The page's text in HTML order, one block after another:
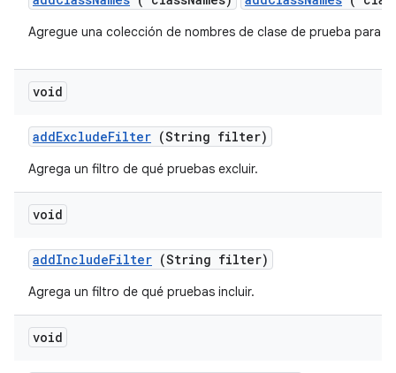
Agregue una colección de nombres de clase de prueba para
void
addExcludeFilter (String filter)
Agrega un filtro de qué pruebas excluir.
void
addIncludeFilter (String filter)
Agrega un filtro de qué pruebas incluir.
void